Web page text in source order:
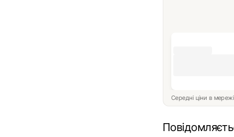
Середні ціни в